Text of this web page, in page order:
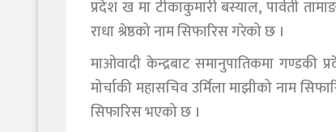
प्रदेश ख मा टीकाकुमारी बस्याल, पार्वती
राधा श्रेष्ठको नाम सिफारिस गरेको छ ।
माओवादी केन्द्रबाट समानुपातिकमा गण्डकी
मोर्चाकी महासचिव उर्मिला माझीको नाम
सिफारिस भएको छ ।